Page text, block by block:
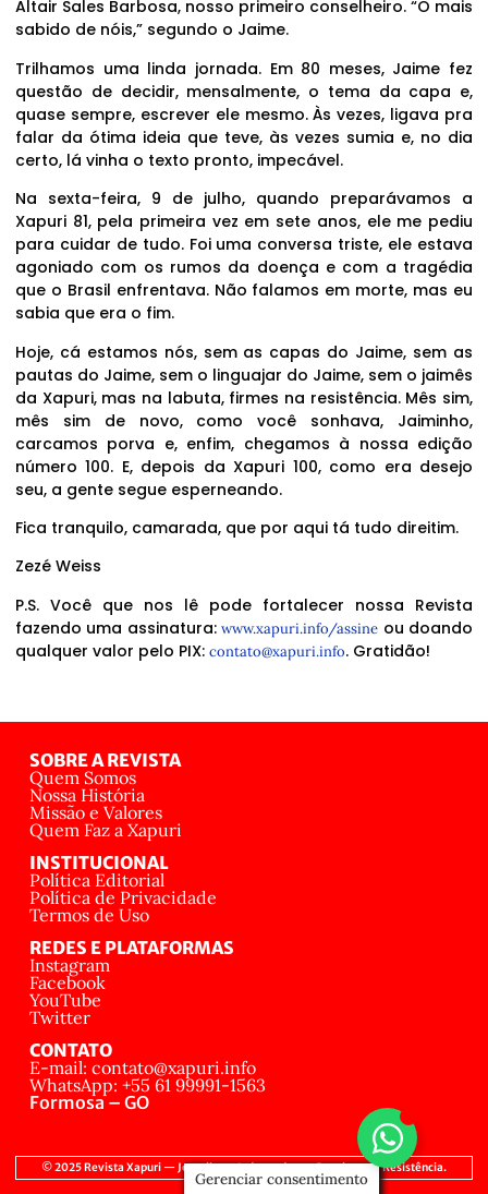
Altair Sales Barbosa, nosso primeiro conselheiro. “O mais
sabido de nóis,” segundo o Jaime.
Trilhamos uma linda jornada. Em 80 meses, Jaime fez
questão de decidir, mensalmente, o tema da capa e,
quase sempre, escrever ele mesmo. Às vezes, ligava pra
falar da ótima ideia que teve, às vezes sumia e, no dia
certo, lá vinha o texto pronto, impecável.
Na sexta-feira, 9 de julho, quando preparávamos a
Xapuri 81, pela primeira vez em sete anos, ele me pediu
para cuidar de tudo. Foi uma conversa triste, ele estava
agoniado com os rumos da doença e com a tragédia
que o Brasil enfrentava. Não falamos em morte, mas eu
sabia que era o fim.
Hoje, cá estamos nós, sem as capas do Jaime, sem as
pautas do Jaime, sem o linguajar do Jaime, sem o jaimês
da Xapuri, mas na labuta, firmes na resistência. Mês sim,
mês sim de novo, como você sonhava, Jaiminho,
carcamos porva e, enfim, chegamos à nossa edição
número 100. E, depois da Xapuri 100, como era desejo
seu, a gente segue esperneando.
Fica tranquilo, camarada, que por aqui tá tudo direitim.
Zezé Weiss
P.S. Você que nos lê pode fortalecer nossa Revista
fazendo uma assinatura:www.xapuri.info/assine ou doando
qualquer valor pelo PIX: contato@xapuri.info. Gratidão!
SOBRE A REVISTA
Quem Somos
Nossa História
Missão e Valores
Quem Faz a Xapuri
INSTITUCIONAL
Política Editorial
Política de Privacidade
Termos de Uso
REDES E PLATAFORMAS
Instagram
Facebook
YouTube
Twitter
CONTATO
E-mail: contato@xapuri.info
WhatsApp: +55 61 99991-1563
Formosa – GO
© 2025 Revista Xapuri — Jornalismo Independente, Popular e de Resistência.
Gerenciar consentimento